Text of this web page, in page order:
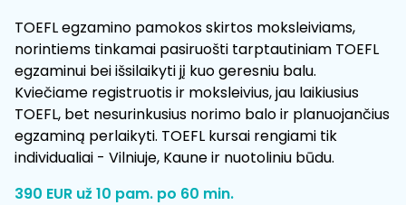
TOEFL egzamino pamokos skirtos moksleiviams,
norintiems tinkamai pasiruošti tarptautiniam TOEFL
egzaminui bei išsilaikyti jį kuo geresniu balu.
Kviečiame registruotis ir moksleivius, jau laikiusius
TOEFL, bet nesurinkusius norimo balo ir planuojančius
egzaminą perlaikyti. TOEFL kursai rengiami tik
individualiai - Vilniuje, Kaune ir nuotoliniu būdu.
390 EUR už 10 pam. po 60 min.